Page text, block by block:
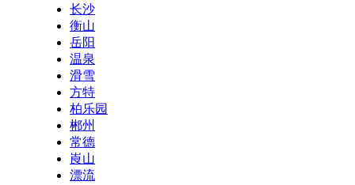
长沙
衡山
岳阳
温泉
滑雪
方特
柏乐园
郴州
常德
崀山
漂流